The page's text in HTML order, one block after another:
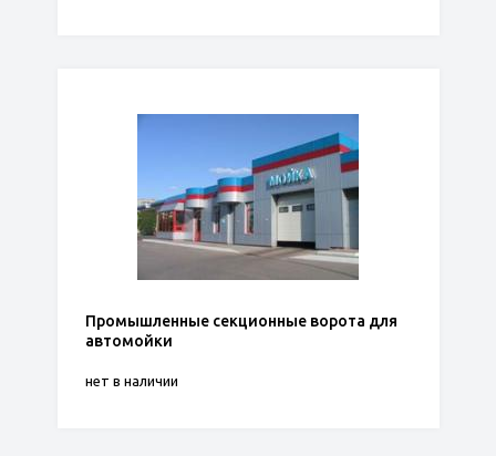
Промышленные секционные ворота для
автомойки
нет в наличии